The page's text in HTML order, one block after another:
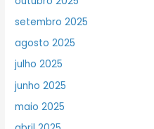
setembro 2025
agosto 2025
julho 2025
junho 2025
maio 2025